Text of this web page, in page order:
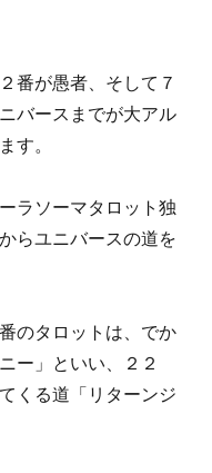
番が愚者、そして７
バースまでが大アル
す。
ラソーマタロット独
らユニバースの道を
のタロットは、でか
ー」といい、２２
くる道「リターンジ